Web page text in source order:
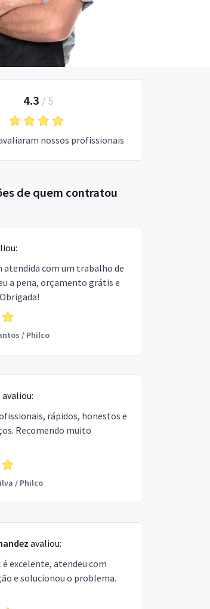
4.3 / 5
nossos profissionais
de quem contratou
atendida com um trabalho de
a pena, orçamento grátis e
/ Philco
avaliou:
rápidos, honestos e
Recomendo muito
/ Philco
avaliou:
excelente, atendeu com
e solucionou o problema.